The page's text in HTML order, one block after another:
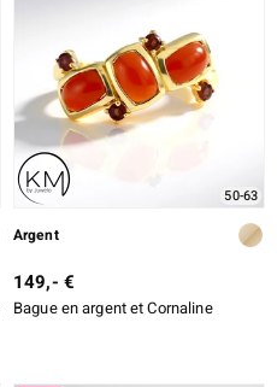
50-63
Argent
149,- €
Bague en argent et Cornaline